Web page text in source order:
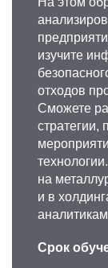
изучите
отходов
Сможете
стратегии,
на
и в
Срок